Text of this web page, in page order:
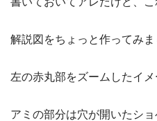
解説図をちょっと作ってみま
左の赤丸部をズームしたイ
アミの部分は穴が開いたシ